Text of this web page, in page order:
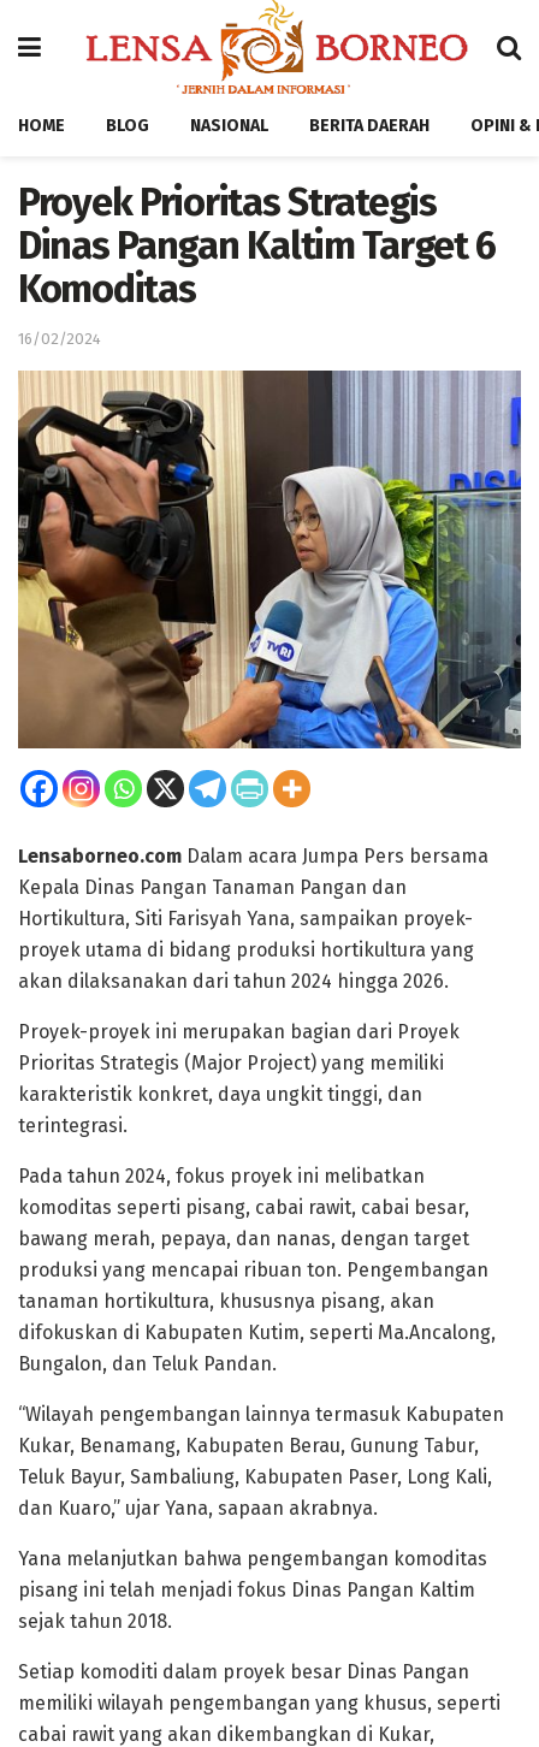
HOME BLOG NASIONAL BERITA DAERAH OPINI &
Proyek Prioritas Strategis
Dinas Pangan Kaltim Target 6
Komoditas
16/02/2024
Lensaborneo.com Dalam acara Jumpa Pers bersama
Kepala Dinas Pangan Tanaman Pangan dan
Hortikultura, Siti Farisyah Yana, sampaikan proyek-
proyek utama di bidang produksi hortikultura yang
akan dilaksanakan dari tahun 2024 hingga 2026.
Proyek-proyek ini merupakan bagian dari Proyek
Prioritas Strategis (Major Project) yang memiliki
karakteristik konkret, daya ungkit tinggi, dan
terintegrasi.
Pada tahun 2024, fokus proyek ini melibatkan
komoditas seperti pisang, cabai rawit, cabai besar,
bawang merah, pepaya, dan nanas, dengan target
produksi yang mencapai ribuan ton. Pengembangan
tanaman hortikultura, khususnya pisang, akan
difokuskan di Kabupaten Kutim, seperti Ma.Ancalong,
Bungalon, dan Teluk Pandan.
“Wilayah pengembangan lainnya termasuk Kabupaten
Kukar, Benamang, Kabupaten Berau, Gunung Tabur,
Teluk Bayur, Sambaliung, Kabupaten Paser, Long Kali,
dan Kuaro,” ujar Yana, sapaan akrabnya.
Yana melanjutkan bahwa pengembangan komoditas
pisang ini telah menjadi fokus Dinas Pangan Kaltim
sejak tahun 2018.
Setiap komoditi dalam proyek besar Dinas Pangan
memiliki wilayah pengembangan yang khusus, seperti
cabai rawit yang akan dikembangkan di Kukar,